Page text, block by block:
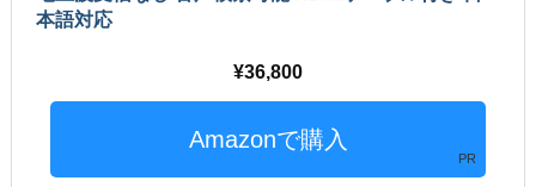
本語対応
36,800
PR